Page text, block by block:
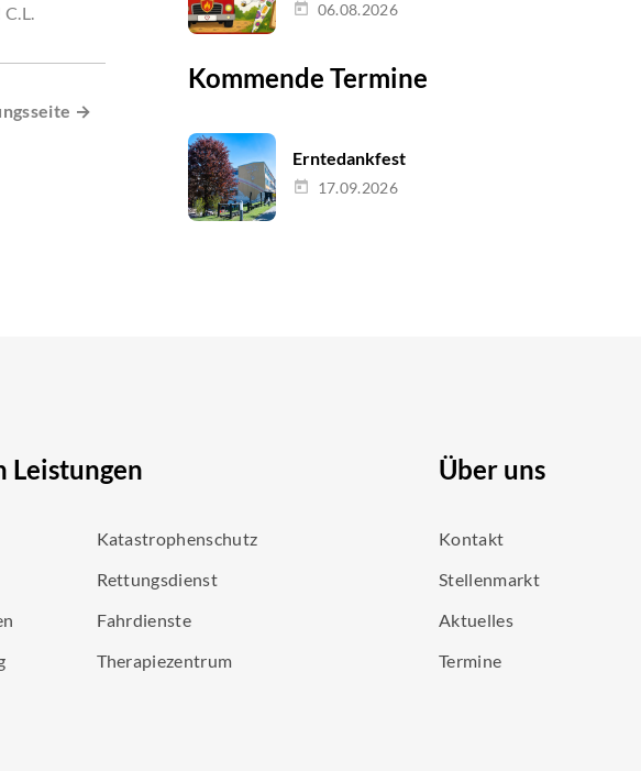
06.08.2026
Kommende Termine
Erntedankfest
17.09.2026
→
Leistungen
Katastrophenschutz
Rettungsdienst
Fahrdienste
Therapiezentrum
Über uns
Kontakt
Stellenmarkt
Aktuelles
Termine